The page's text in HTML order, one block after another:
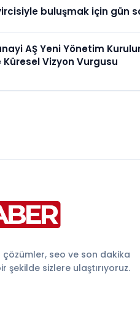
buluşmak için gün
AŞ Yeni Yönetim
Vizyon Vurgusu
seo ve son dakika
şekilde sizlere ulaştırıyoruz.